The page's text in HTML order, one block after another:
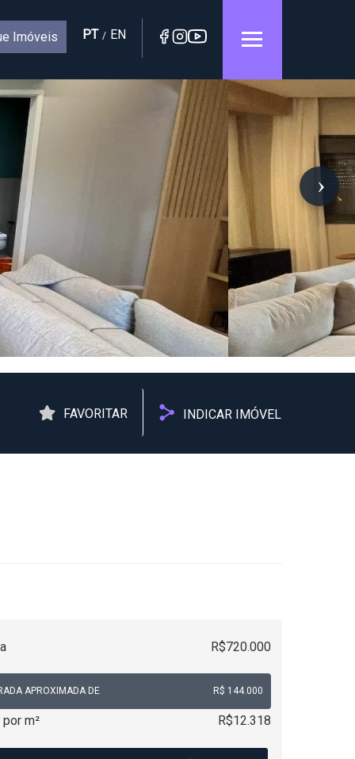
Imóveis PT / EN
FAVORITAR INDICAR IMÓVEL
R$720.000
APROXIMADA DE R$ 144.000
m² R$12.318